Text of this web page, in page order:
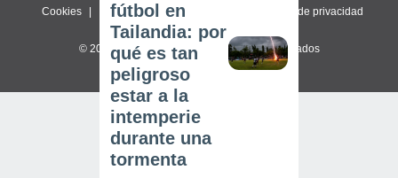
Cookies Política de privacidad Configuración de privacidad
© 2026 Meteored. Todos los derechos reservados
fútbol en
Tailandia: por
qué es tan
peligroso
estar a la
intemperie
durante una
tormenta